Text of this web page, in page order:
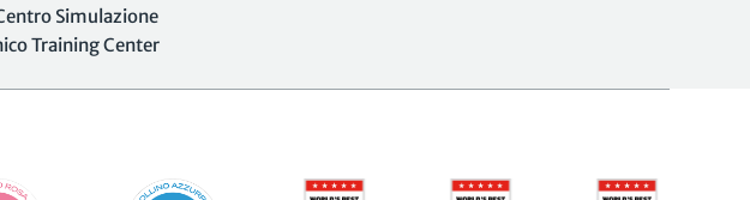
Simulazione
Training Center